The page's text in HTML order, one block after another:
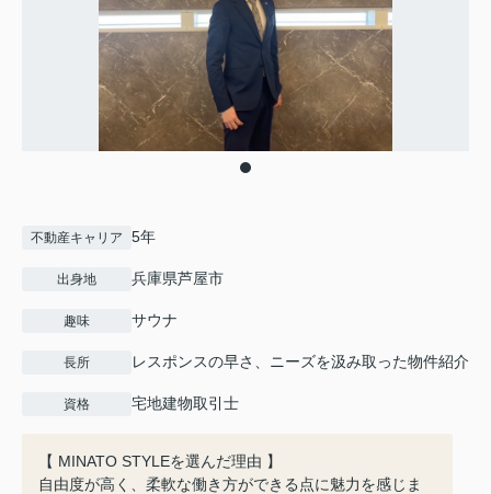
不動産キャリア 5年
出身地 兵庫県芦屋市
趣味 サウナ
長所 レスポンスの早さ、ニーズを汲み取った物件紹介
資格 宅地建物取引士
【 MINATO STYLEを選んだ理由 】
自由度が高く、柔軟な働き方ができる点に魅力を感じま